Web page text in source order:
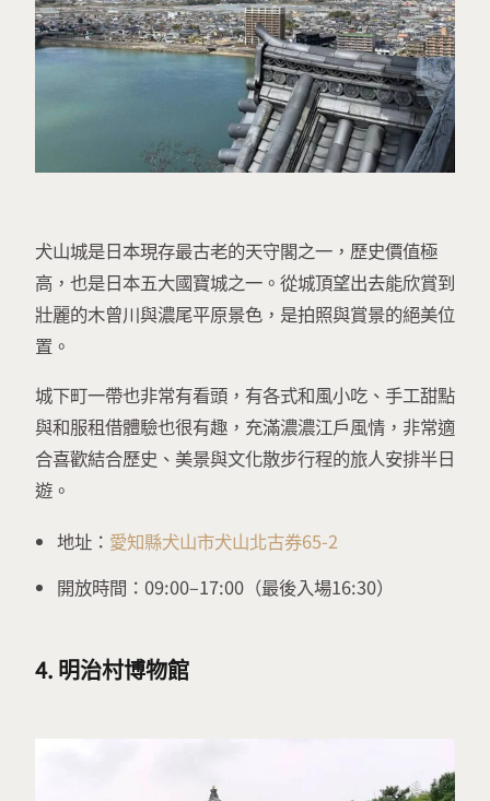
犬山城是日本現存最古老的天守閣之一，歷史價值極
高，也是日本五大國寶城之一。從城頂望出去能欣賞到
壯麗的木曾川與濃尾平原景色，是拍照與賞景的絕美位
置。
城下町一帶也非常有看頭，有各式和風小吃、手工甜點
與和服租借體驗也很有趣，充滿濃濃江戶風情，非常適
合喜歡結合歷史、美景與文化散步行程的旅人安排半日
遊。
地址： 愛知縣犬山市犬山北古券65-2
開放時間：09:00–17:00（最後入場16:30）
4. 明治村博物館